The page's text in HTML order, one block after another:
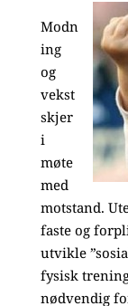
Modn
ing
og
vekst
skjer
i
møte
med
motstand.
faste og
utvikle
fysisk
nødvendig